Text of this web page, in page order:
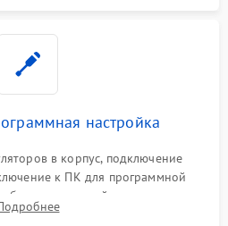
настройка
в корпус, подключение
к ПК для программной
батареи, настройки порогов
счетчиков старения АКБ.